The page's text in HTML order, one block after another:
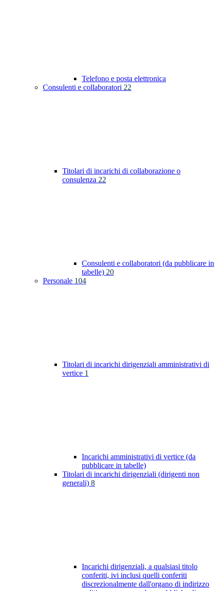
Telefono e posta elettronica
Consulenti e collaboratori 22
Titolari di incarichi di collaborazione o
consulenza 22
Consulenti e collaboratori (da pubblicare in
tabelle) 20
Personale 104
Titolari di incarichi dirigenziali amministrativi di
vertice 1
Incarichi amministrativi di vertice (da
pubblicare in tabelle)
Titolari di incarichi dirigenziali (dirigenti non
generali) 8
Incarichi dirigenziali, a qualsiasi titolo
conferiti, ivi inclusi quelli conferiti
discrezionalmente dall'organo di indirizzo